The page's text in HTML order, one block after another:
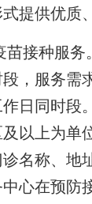
提供优质
接种服务
，服务需
日同时段
以上为单
名称、地
心在预防